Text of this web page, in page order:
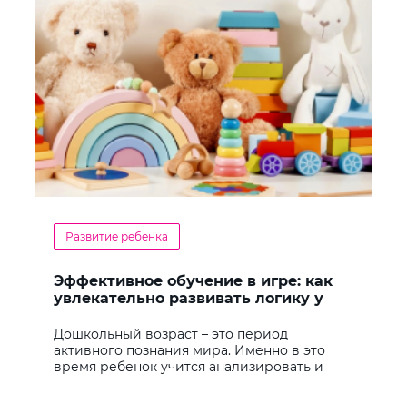
Развитие ребенка
Эффективное обучение в игре: как
увлекательно развивать логику у
Дошкольный возраст – это период
активного познания мира. Именно в это
время ребенок учится анализировать и